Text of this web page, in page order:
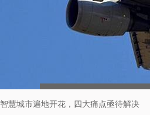
智慧城市遍地开花，四大痛点亟待解决